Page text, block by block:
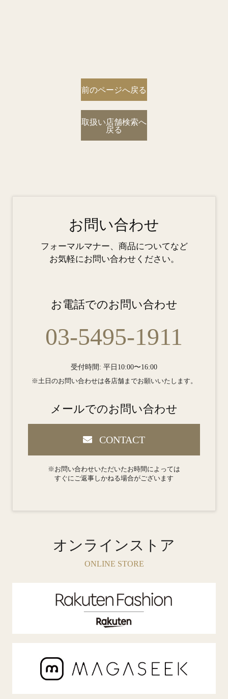
前のページへ戻る
取扱い店舗検索へ
戻る
お問い合わせ
フォーマルマナー、商品についてなど
お気軽にお問い合わせください。
お電話でのお問い合わせ
03-5495-1911
受付時間: 平日10:00〜16:00
※土日のお問い合わせは各店舗までお願いいたします。
メールでのお問い合わせ
CONTACT
※お問い合わせいただいたお時間によっては
すぐにご返事しかねる場合がございます
オンラインストア
ONLINE STORE